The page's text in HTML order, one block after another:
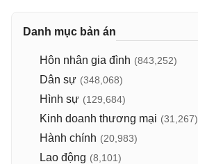
Danh mục bản án
Hôn nhân gia đình (843,252)
Dân sự (348,068)
Hình sự (129,684)
Kinh doanh thương mại (31,267)
Hành chính (20,983)
Lao động (8,101)